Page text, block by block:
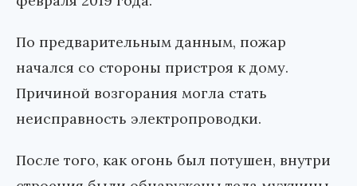
По предварительным данным, пожар
начался со стороны пристроя к дому.
Причиной возгорания могла стать
неисправность электропроводки.
После того, как огонь был потушен, внутри